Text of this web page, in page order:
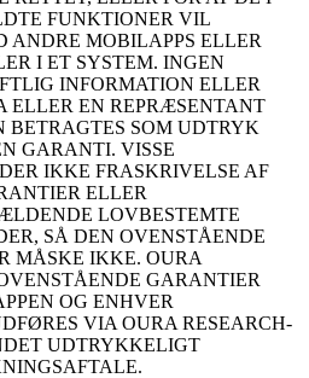
FUNKTIONER VIL
ANDRE MOBILAPPS ELLER
I ET SYSTEM. INGEN
INFORMATION ELLER
ELLER EN REPRÆSENTANT
BETRAGTES SOM UDTRYK
GARANTI. VISSE
IKKE FRASKRIVELSE AF
ELLER
LOVBESTEMTE
SÅ DEN OVENSTÅENDE
MÅSKE IKKE. OURA
GARANTIER
OG ENHVER
VIA OURA RESEARCH-
UDTRYKKELIGT